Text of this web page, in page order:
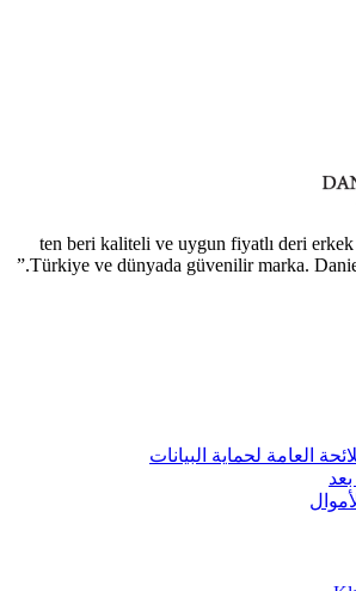
“1974’ten beri kaliteli ve uygun fiyatlı deri
Türkiye ve dünyada güvenilir marka. Daniel
العامة لحماية البيانات